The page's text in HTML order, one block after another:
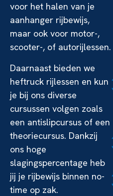
voor het halen van je
aanhanger rijbewijs,
maar ook voor motor-,
scooter-, of autorijlessen.
Daarnaast bieden we
heftruck rijlessen en kun
je bij ons diverse
cursussen volgen zoals
een antislipcursus of een
theoriecursus. Dankzij
ons hoge
slagingspercentage heb
jij je rijbewijs binnen no-
time op zak.